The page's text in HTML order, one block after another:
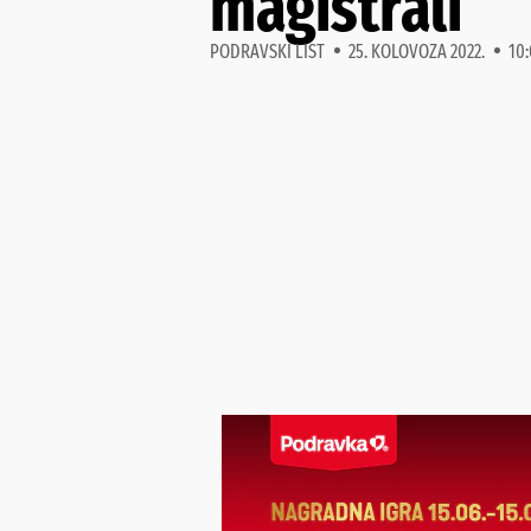
PODRAVSKI LIST 25. KOLOVOZA 2022.